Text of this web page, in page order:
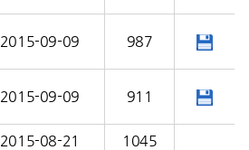
2015-09-09 987
2015-09-09 911
2015-08-21 1045